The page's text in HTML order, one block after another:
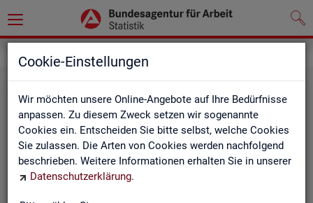
Cookie-Einstellungen
Wir möchten unsere Online-Angebote auf Ihre Bedürfnisse
anpassen. Zu diesem Zweck setzen wir sogenannte
Cookies ein. Entscheiden Sie bitte selbst, welche Cookies
Sie zulassen. Die Arten von Cookies werden nachfolgend
beschrieben. Weitere Informationen erhalten Sie in unserer
Datenschutzerklärung.